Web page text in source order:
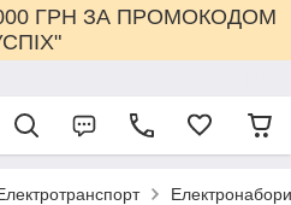
ГРН ЗА ПРОМОКОДОМ
Електронабори